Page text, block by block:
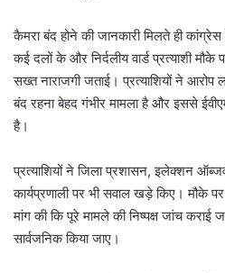
कैमरा बंद होने की जानकारी मिलते ही कांग्रेस
कई दलों के और निर्दलीय वार्ड प्रत्याशी
सख्त नाराजगी जताई। प्रत्याशियों ने आरोप
बंद रहना बेहद गंभीर मामला है और इससे
है।
प्रत्याशियों ने जिला प्रशासन, इलेक्शन
कार्यप्रणाली पर भी सवाल खड़े किए। मौके
मांग की कि पूरे मामले की निष्पक्ष जांच
सार्वजनिक किया जाए।